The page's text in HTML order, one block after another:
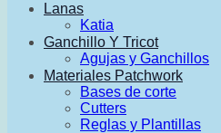
Lanas
Katia
Ganchillo Y Tricot
Agujas y Ganchillos
Materiales Patchwork
Bases de corte
Cutters
Reglas y Plantillas